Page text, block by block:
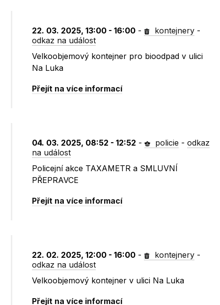
22. 03. 2025, 13:00 - 16:00 - kontejnery -
odkaz na událost
Velkoobjemový kontejner pro bioodpad v ulici
Na Luka
Přejít na více informací
04. 03. 2025, 08:52 - 12:52 - policie -odkaz
na událost
Policejní akce TAXAMETR a SMLUVNÍ
PŘEPRAVCE
Přejít na více informací
22. 02. 2025, 12:00 - 16:00 - kontejnery -
odkaz na událost
Velkoobjemový kontejner v ulici Na Luka
Přejít na více informací